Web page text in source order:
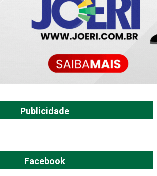
Publicidade
Facebook